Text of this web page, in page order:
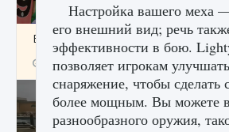
Входят ли «Милан» и «Интер» в EA
9 августа 2024 2 064 0
Настройка вашего меха
его внешний вид; речь
эффективности в бою.
позволяет игрокам
снаряжение, чтобы сделать
более мощным. Вы можете
разнообразного оружия,